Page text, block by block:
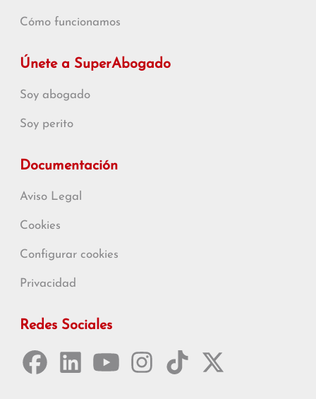
Cómo funcionamos
Únete a SuperAbogado
Soy abogado
Soy perito
Documentación
Aviso Legal
Cookies
Configurar cookies
Privacidad
Redes Sociales